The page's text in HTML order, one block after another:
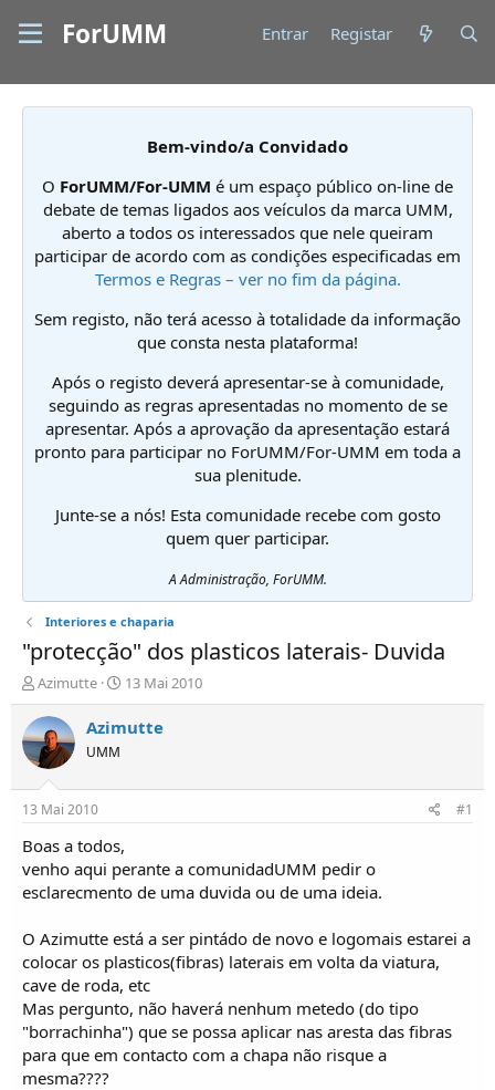
ForUMM Entrar Registar
Bem-vindo/a Convidado
O ForUMM/For-UMM é um espaço público on-line de
debate de temas ligados aos veículos da marca UMM,
aberto a todos os interessados que nele queiram
participar de acordo com as condições especificadas em
Termos e Regras – ver no fim da página.
Sem registo, não terá acesso à totalidade da informação
que consta nesta plataforma!
Após o registo deverá apresentar-se à comunidade,
seguindo as regras apresentadas no momento de se
apresentar. Após a aprovação da apresentação estará
pronto para participar no ForUMM/For-UMM em toda a
sua plenitude.
Junte-se a nós! Esta comunidade recebe com gosto
quem quer participar.
A Administração, ForUMM.
Interiores e chaparia
"protecção" dos plasticos laterais- Duvida
I
n
i
c
i
d
o
r
e
T
p
i
c
s
Azimutte
D
a
t
i
o
13 Mai 2010
Azimutte
UMM
13 Mai 2010 #1
Boas a todos,
venho aqui perante a comunidadUMM pedir o
esclarecmento de uma duvida ou de uma ideia.
O Azimutte está a ser pintádo de novo e logomais estarei a
colocar os plasticos(fibras) laterais em volta da viatura,
cave de roda, etc
Mas pergunto, não haverá nenhum metedo (do tipo
"borrachinha") que se possa aplicar nas aresta das fibras
para que em contacto com a chapa não risque a
mesma????